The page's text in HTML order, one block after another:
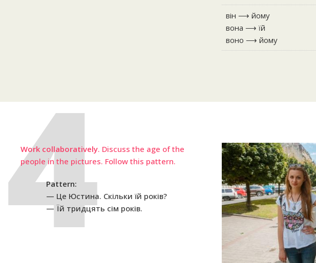
він ⟶ йому
вона ⟶ їй
воно ⟶ йому
Work collaboratively. Discuss the age of the
people in the pictures. Follow this pattern.
Pattern:
Це Юстина. Скільки їй років?
Їй тридцять сім років.